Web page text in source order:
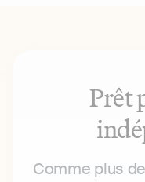
Prêt
Comme plus